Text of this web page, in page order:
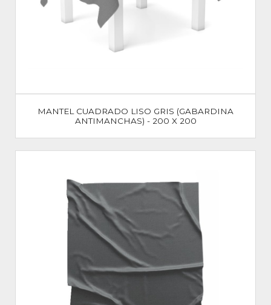
MANTEL CUADRADO LISO GRIS (GABARDINA
ANTIMANCHAS) - 200 X 200